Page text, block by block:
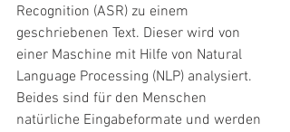
Recognition (ASR) zu einem
geschriebenen Text. Dieser wird von
einer Maschine mit Hilfe von Natural
Language Processing (NLP) analysiert.
Beides sind für den Menschen
natürliche Eingabeformate und werden